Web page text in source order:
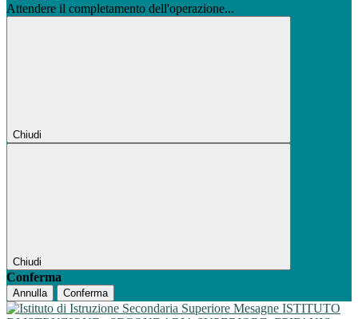
Attendere il completamento dell'operazione...
Chiudi
Chiudi
Conferma
Annulla Conferma
ISTITUTO